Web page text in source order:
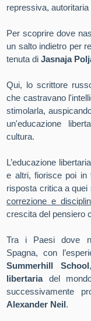
repressiva,
Per scoprire dove
un salto indietro per
tenuta diJasnaja
Qui, lo scrittore
che castravano
stimolarla,
un'educazione
cultura.
L’educazione
e altri, fiorisce poi in
risposta critica a quei
correzione e
crescita del pensiero
Tra i Paesi dove
Spagna, con
Summerhill School
libertariadel
successivamente
Alexander Neil.